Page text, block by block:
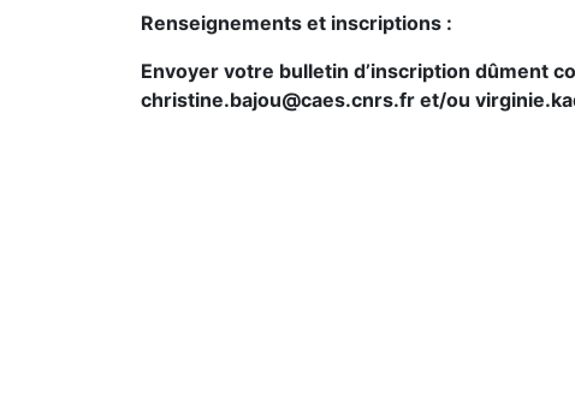
Renseignements et inscriptions :
Envoyer votre bulletin d’inscription dûment
christine.bajou@caes.cnrs.fr et/ou